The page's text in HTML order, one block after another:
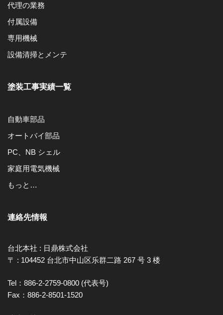
代理の業務
付属設備
専用機械
設備清掃とメンテ
塗装工事実績一覧
自動車部品
オートバイ部品
PC、NB シェル
家庭用電気機械
もっと…
連絡先情報
台北本社 : 日鼎株式会社
〒 : 104452 台北市中山区乐群二路 267 号 3 楼
Tel：886-2-2759-0800 (代表号)
Fax：886-2-8501-1520